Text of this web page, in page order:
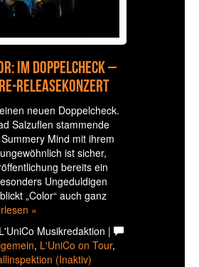
Im Doppelcheck –
Releasekonzert
neuen Doppelcheck.
Salzuflen stammende
Mind mit ihrem
ist sicher,
bereits ein
Ungeduldigen
„Color“ auch ganz
»
L'UniCo Musikredaktion |
, L'UniCo on Tour,
(Inaktiv)